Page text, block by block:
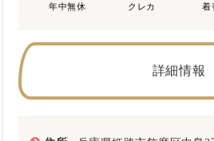
年中無休 クレカ 着
詳細情報